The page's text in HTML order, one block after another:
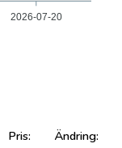
2026-07-20
Pris: Ändring: